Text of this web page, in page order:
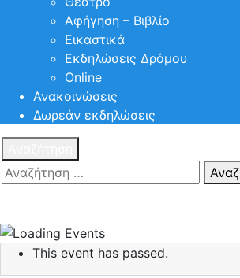
Αφήγηση – Βιβλίο
Εικαστικά
Εκδηλώσεις Δρόμου
Online
Ανακοινώσεις
Δωρεάν εκδηλώσεις
This event has passed.